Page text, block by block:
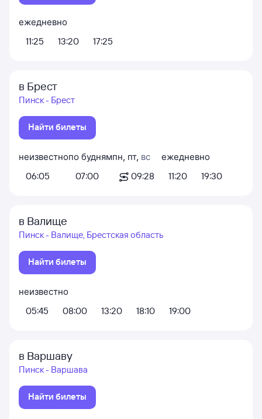
ежедневно
11:25
13:20 17:25
в Брест
Пинск - Брест
Найти билеты
неизвестно
06:05
по будням
07:00
пн, пт, вс
09:28
ежедневно
11:20
19:30
в Валище
Пинск - Валище, Брестская область
Найти билеты
неизвестно
05:45
08:00 13:20 18:10 19:00
в Варшаву
Пинск - Варшава
Найти билеты